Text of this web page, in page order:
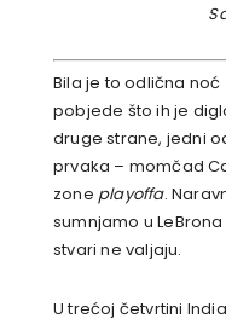
Bila je to odlična
pobjede što ih je
druge strane, jedni
prvaka – momčad
zone playoffa.
sumnjamo u
stvari ne valjaju.
U trećoj četvrtini